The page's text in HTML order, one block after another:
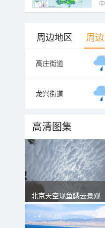
周边地区 周
高庄街道
龙兴街道
高清图集
北京天空现鱼鳞云景观